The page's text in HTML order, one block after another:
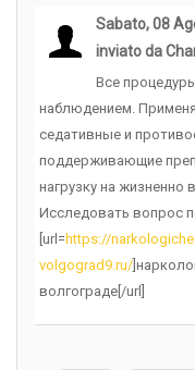
Sabato, 08
inviato da
Все
наблюдением.
седативные и
поддерживающие
нагрузку на жизненно
Исследовать вопрос
[url=https://
volgograd9.ru/
волгограде[/url]